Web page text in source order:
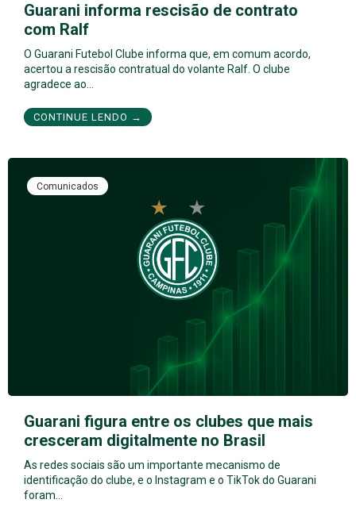
Guarani informa rescisão de contrato
com Ralf
O Guarani Futebol Clube informa que, em comum acordo,
acertou a rescisão contratual do volante Ralf. O clube
agradece ao…
CONTINUE LENDO →
Comunicados
Guarani figura entre os clubes que mais
cresceram digitalmente no Brasil
As redes sociais são um importante mecanismo de
identificação do clube, e o Instagram e o TikTok do Guarani
foram…